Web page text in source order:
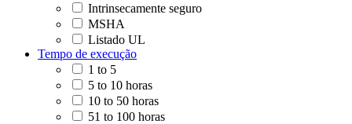
Intrinsecamente seguro
MSHA
Listado UL
Tempo de execução
1 to 5
5 to 10 horas
10 to 50 horas
51 to 100 horas